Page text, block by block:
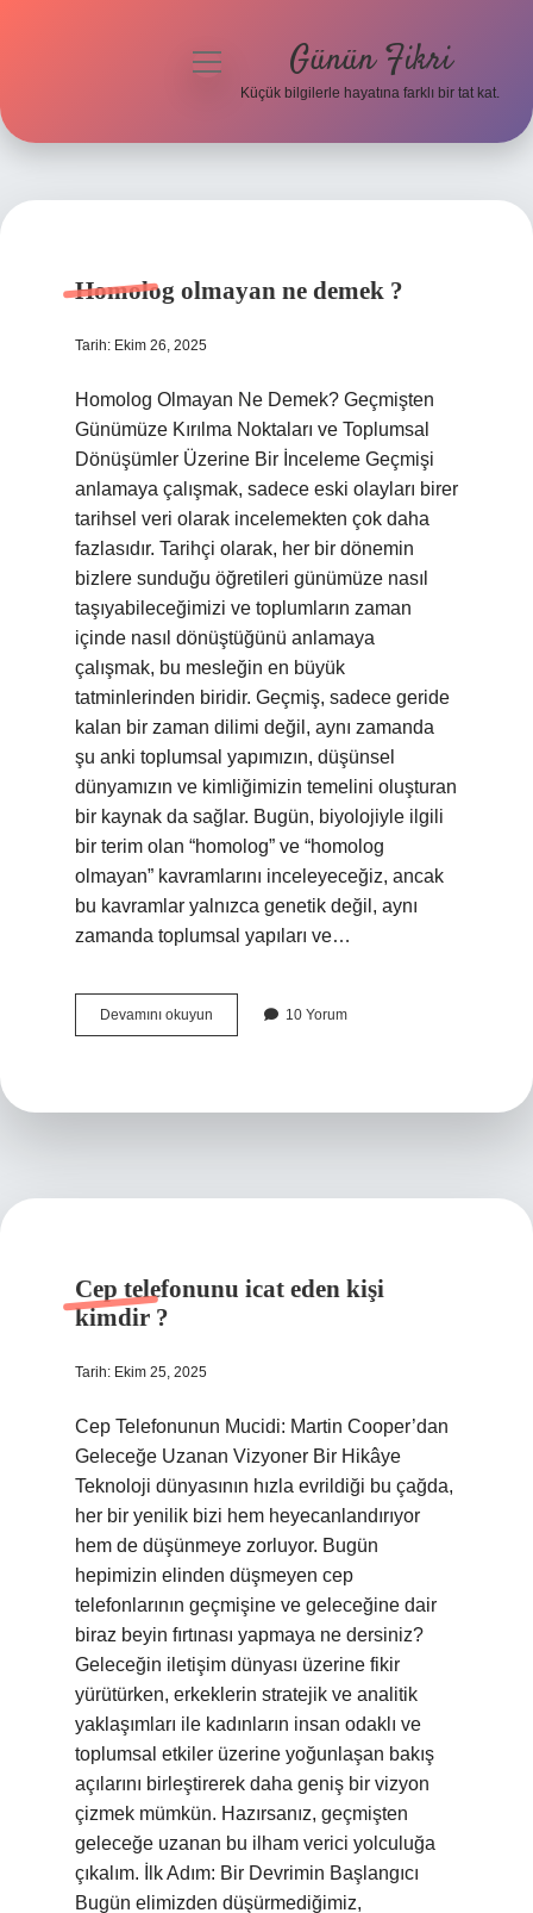
Hakkımızda
menüyü
Günün Fikri
Küçük bilgilerle hayatına farklı bir tat kat.
Günün
Fikri
Yazılar
Homolog olmayan ne demek ?
Tarih: Ekim 26, 2025
Homolog Olmayan Ne Demek? Geçmişten
Günümüze Kırılma Noktaları ve Toplumsal
Dönüşümler Üzerine Bir İnceleme Geçmişi
anlamaya çalışmak, sadece eski olayları birer
tarihsel veri olarak incelemekten çok daha
fazlasıdır. Tarihçi olarak, her bir dönemin
bizlere sunduğu öğretileri günümüze nasıl
taşıyabileceğimizi ve toplumların zaman
içinde nasıl dönüştüğünü anlamaya
çalışmak, bu mesleğin en büyük
tatminlerinden biridir. Geçmiş, sadece geride
kalan bir zaman dilimi değil, aynı zamanda
şu anki toplumsal yapımızın, düşünsel
dünyamızın ve kimliğimizin temelini oluşturan
bir kaynak da sağlar. Bugün, biyolojiyle ilgili
bir terim olan “homolog” ve “homolog
olmayan” kavramlarını inceleyeceğiz, ancak
bu kavramlar yalnızca genetik değil, aynı
zamanda toplumsal yapıları ve…
Devamını okuyun Homolog
olmayan
10 Yorum
Cep telefonunu icat eden kişi
kimdir ?
Tarih: Ekim 25, 2025
Cep Telefonunun Mucidi: Martin Cooper’dan
Geleceğe Uzanan Vizyoner Bir Hikâye
Teknoloji dünyasının hızla evrildiği bu çağda,
her bir yenilik bizi hem heyecanlandırıyor
hem de düşünmeye zorluyor. Bugün
hepimizin elinden düşmeyen cep
telefonlarının geçmişine ve geleceğine dair
biraz beyin fırtınası yapmaya ne dersiniz?
Geleceğin iletişim dünyası üzerine fikir
yürütürken, erkeklerin stratejik ve analitik
yaklaşımları ile kadınların insan odaklı ve
toplumsal etkiler üzerine yoğunlaşan bakış
açılarını birleştirerek daha geniş bir vizyon
çizmek mümkün. Hazırsanız, geçmişten
geleceğe uzanan bu ilham verici yolculuğa
çıkalım. İlk Adım: Bir Devrimin Başlangıcı
Bugün elimizden düşürmediğimiz,